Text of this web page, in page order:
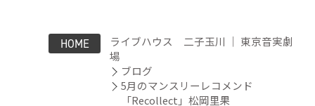
HOME
ライブハウス 二子玉川 ｜ 東京音実劇
場
ブログ
5月のマンスリーレコメンド
「Recollect」松岡里果